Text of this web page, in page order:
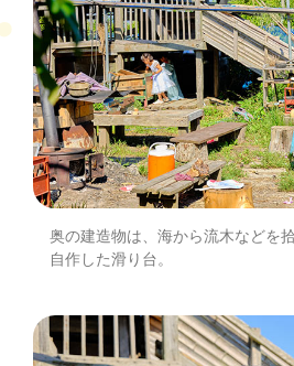
奥の建造物は、海から流木などを
自作した滑り台。